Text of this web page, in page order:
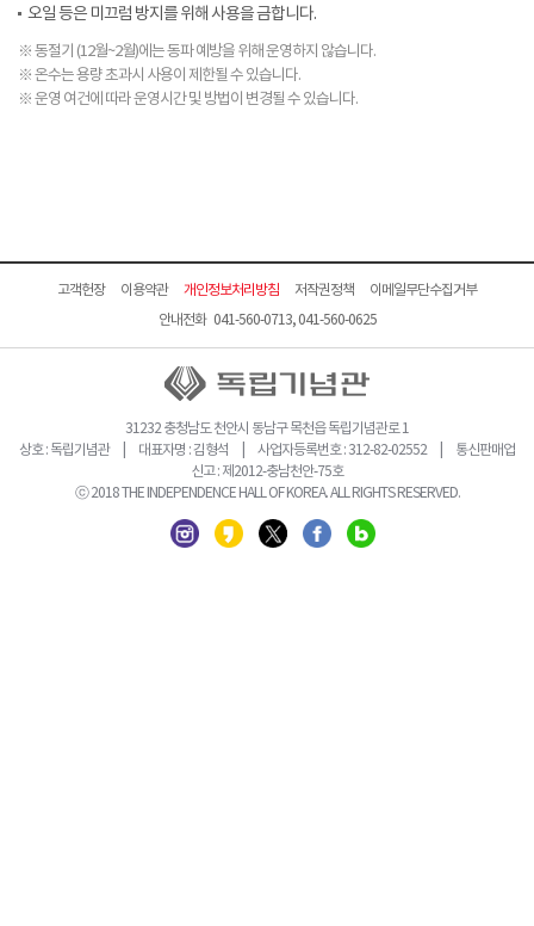
오일 등은 미끄럼 방지를 위해 사용을 금합니다.
※ 동절기 (12월~2월)에는 동파 예방을 위해 운영하지 않습니다.
※ 온수는 용량 초과시 사용이 제한될 수 있습니다.
※ 운영 여건에 따라 운영시간 및 방법이 변경될 수 있습니다.
고객헌장 이용약관 개인정보처리방침 저작권정책
이메일무단수집거부
안내전화 041-560-0713, 041-560-0625
31232 충청남도 천안시 동남구 목천읍 독립기념관로 1
상호 : 독립기념관 | 대표자명 : 김형석 | 사업자등록번호 : 312-82-02552 | 통신판매업
신고 : 제2012-충남천안-75호
ⓒ 2018 THE INDEPENDENCE HALL OF KOREA. ALL RIGHTS RESERVED.